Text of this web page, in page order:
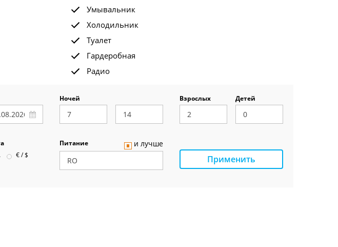
Умывальник
Холодильник
Туалет
Гардеробная
Радио
Ночей Взрослых Детей
€ / $
Питание и лучше
Применить